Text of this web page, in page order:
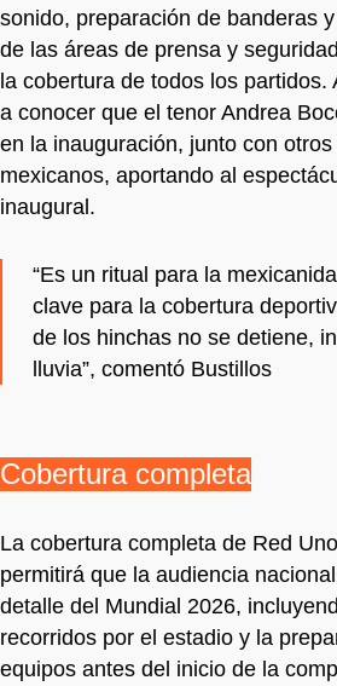
sonido, preparación de banderas
de las áreas de prensa y
la cobertura de todos los partidos.
a conocer que el tenor Andrea
en la inauguración, junto con
mexicanos, aportando al
inaugural.
“Es un ritual para la
clave para la cobertura
de los hinchas no se detiene,
lluvia”, comentó Bustillos
Cobertura completa
La cobertura completa de Red
permitirá que la audiencia
detalle del Mundial 2026,
recorridos por el estadio y la
equipos antes del inicio de la